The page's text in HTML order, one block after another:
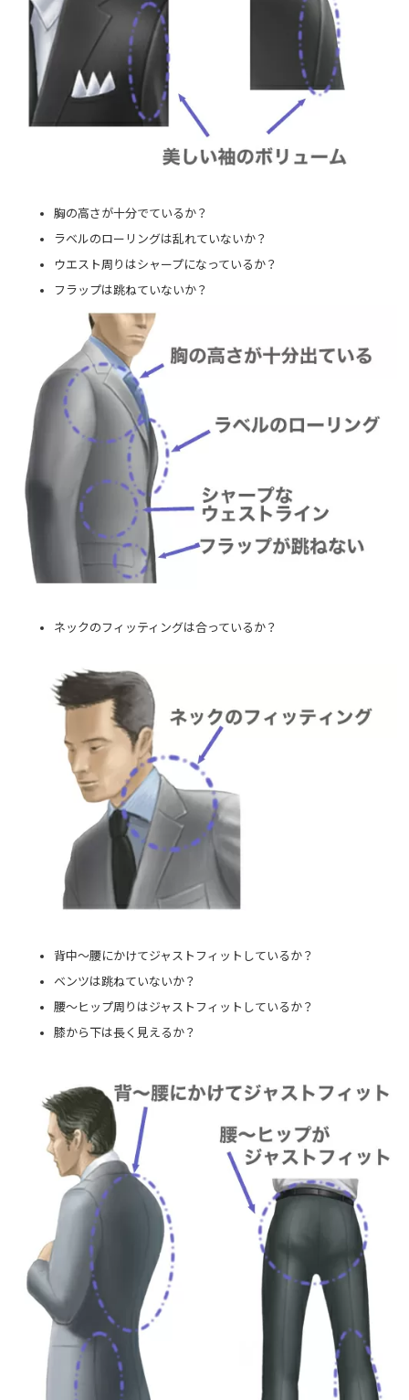
胸の高さが十分でているか？
ラベルのローリングは乱れていないか？
ウエスト周りはシャープになっているか？
フラップは跳ねていないか？
ネックのフィッティングは合っているか？
背中～腰にかけてジャストフィットしているか？
ベンツは跳ねていないか？
腰～ヒップ周りはジャストフィットしているか？
膝から下は長く見えるか？